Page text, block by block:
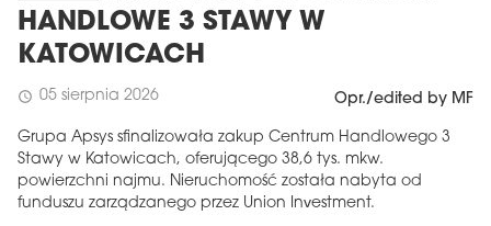
HANDLOWE 3 STAWY W
KATOWICACH
schedule 05 sierpnia 2026 Opr./edited by MF
Grupa Apsys sfinalizowała zakup Centrum Handlowego 3
Stawy w Katowicach, oferującego 38,6 tys. mkw.
powierzchni najmu. Nieruchomość została nabyta od
funduszu zarządzanego przez Union Investment.